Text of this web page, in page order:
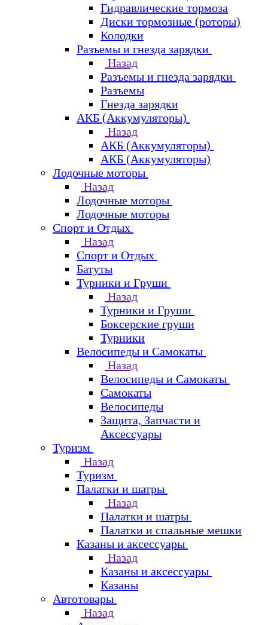
Гидравлические тормоза
Диски тормозные (роторы)
Колодки
Разъемы и гнезда зарядки
Назад
Разъемы и гнезда зарядки
Разъемы
Гнезда зарядки
АКБ (Аккумуляторы)
Назад
АКБ (Аккумуляторы)
АКБ (Аккумуляторы)
Лодочные моторы
Назад
Лодочные моторы
Лодочные моторы
Спорт и Отдых
Назад
Спорт и Отдых
Батуты
Турники и Груши
Назад
Турники и Груши
Боксерские груши
Турники
Велосипеды и Самокаты
Назад
Велосипеды и Самокаты
Самокаты
Велосипеды
Защита, Запчасти и
Аксессуары
Туризм
Назад
Туризм
Палатки и шатры
Назад
Палатки и шатры
Палатки и спальные мешки
Казаны и аксессуары
Назад
Казаны и аксессуары
Казаны
Автотовары
Назад